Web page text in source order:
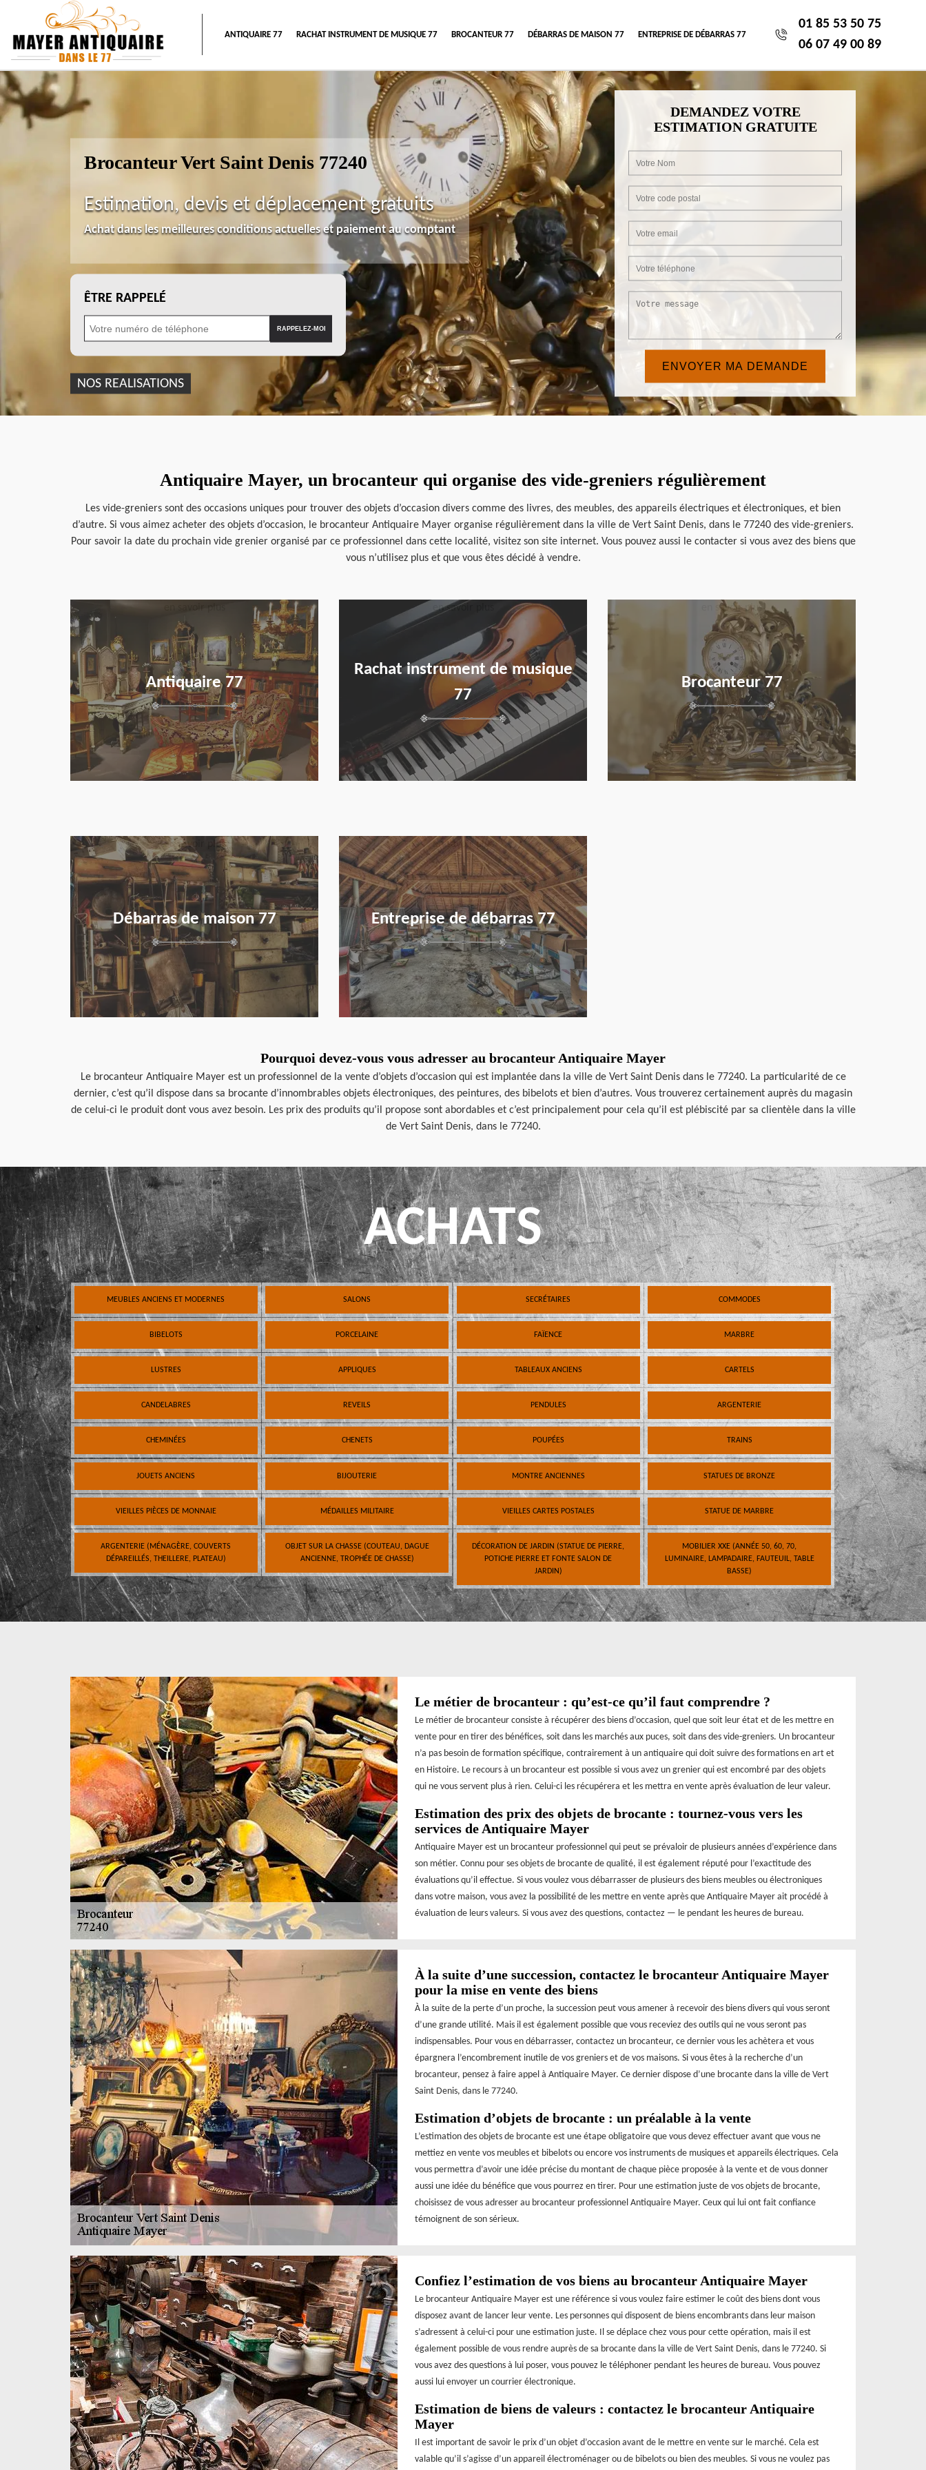
ANTIQUAIRE 77 RACHAT INSTRUMENT DE MUSIQUE 77 BROCANTEUR 77 DÉBARRAS DE MAISON 77 ENTREPRISE DE DÉBARRAS 77
01 85 53 50 75
06 07 49 00 89
Brocanteur Vert Saint Denis 77240
Estimation, devis et déplacement gratuits
Achat dans les meilleures conditions actuelles et paiement au comptant
ÊTRE RAPPELÉ
NOS REALISATIONS
DEMANDEZ VOTRE
ESTIMATION GRATUITE
Antiquaire Mayer, un brocanteur qui organise des vide-greniers régulièrement
Les vide-greniers sont des occasions uniques pour trouver des objets d’occasion divers comme des livres, des meubles, des appareils électriques et électroniques, et bien
d’autre. Si vous aimez acheter des objets d’occasion, le brocanteur Antiquaire Mayer organise régulièrement dans la ville de Vert Saint Denis, dans le 77240 des vide-greniers.
Pour savoir la date du prochain vide grenier organisé par ce professionnel dans cette localité, visitez son site internet. Vous pouvez aussi le contacter si vous avez des biens que
vous n’utilisez plus et que vous êtes décidé à vendre.
Antiquaire 77
Rachat instrument de musique
77
en savoir plus
Brocanteur 77
en savoir plus
Débarras de maison 77
en savoir plus
Entreprise de débarras 77
en savoir plus
Pourquoi devez-vous vous adresser au brocanteur Antiquaire Mayer
Le brocanteur Antiquaire Mayer est un professionnel de la vente d’objets d’occasion qui est implantée dans la ville de Vert Saint Denis dans le 77240. La particularité de ce
dernier, c’est qu’il dispose dans sa brocante d’innombrables objets électroniques, des peintures, des bibelots et bien d’autres. Vous trouverez certainement auprès du magasin
de celui-ci le produit dont vous avez besoin. Les prix des produits qu’il propose sont abordables et c’est principalement pour cela qu’il est plébiscité par sa clientèle dans la ville
de Vert Saint Denis, dans le 77240.
ACHATS
MEUBLES ANCIENS ET MODERNES SALONS SECRÉTAIRES COMMODES
BIBELOTS PORCELAINE FAÏENCE MARBRE
LUSTRES APPLIQUES TABLEAUX ANCIENS CARTELS
CANDELABRES REVEILS PENDULES ARGENTERIE
CHEMINÉES CHENETS POUPÉES TRAINS
JOUETS ANCIENS BIJOUTERIE MONTRE ANCIENNES STATUES DE BRONZE
VIEILLES PIÈCES DE MONNAIE MÉDAILLES MILITAIRE VIEILLES CARTES POSTALES STATUE DE MARBRE
ARGENTERIE (MÉNAGÈRE, COUVERTS
DÉPAREILLÉS, THEILLERE, PLATEAU)
OBJET SUR LA CHASSE (COUTEAU, DAGUE
ANCIENNE, TROPHÉE DE CHASSE)
DÉCORATION DE JARDIN (STATUE DE PIERRE,
POTICHE PIERRE ET FONTE SALON DE
JARDIN)
MOBILIER XXE (ANNÉE 50, 60, 70,
LUMINAIRE, LAMPADAIRE, FAUTEUIL, TABLE
BASSE)
Le métier de brocanteur : qu’est-ce qu’il faut comprendre ?
Le métier de brocanteur consiste à récupérer des biens d’occasion, quel que soit leur état et de les mettre en
vente pour en tirer des bénéfices, soit dans les marchés aux puces, soit dans des vide-greniers. Un brocanteur
n’a pas besoin de formation spécifique, contrairement à un antiquaire qui doit suivre des formations en art et
en Histoire. Le recours à un brocanteur est possible si vous avez un grenier qui est encombré par des objets
qui ne vous servent plus à rien. Celui-ci les récupérera et les mettra en vente après évaluation de leur valeur.
Estimation des prix des objets de brocante : tournez-vous vers les
services de Antiquaire Mayer
Antiquaire Mayer est un brocanteur professionnel qui peut se prévaloir de plusieurs années d’expérience dans
son métier. Connu pour ses objets de brocante de qualité, il est également réputé pour l’exactitude des
évaluations qu’il effectue. Si vous voulez vous débarrasser de plusieurs des biens meubles ou électroniques
dans votre maison, vous avez la possibilité de les mettre en vente après que Antiquaire Mayer ait procédé à
évaluation de leurs valeurs. Si vous avez des questions, contactez — le pendant les heures de bureau.
À la suite d’une succession, contactez le brocanteur Antiquaire Mayer
pour la mise en vente des biens
À la suite de la perte d’un proche, la succession peut vous amener à recevoir des biens divers qui vous seront
d’une grande utilité. Mais il est également possible que vous receviez des outils qui ne vous seront pas
indispensables. Pour vous en débarrasser, contactez un brocanteur, ce dernier vous les achètera et vous
épargnera l’encombrement inutile de vos greniers et de vos maisons. Si vous êtes à la recherche d’un
brocanteur, pensez à faire appel à Antiquaire Mayer. Ce dernier dispose d’une brocante dans la ville de Vert
Saint Denis, dans le 77240.
Estimation d’objets de brocante : un préalable à la vente
L’estimation des objets de brocante est une étape obligatoire que vous devez effectuer avant que vous ne
mettiez en vente vos meubles et bibelots ou encore vos instruments de musiques et appareils électriques. Cela
vous permettra d’avoir une idée précise du montant de chaque pièce proposée à la vente et de vous donner
aussi une idée du bénéfice que vous pourrez en tirer. Pour une estimation juste de vos objets de brocante,
choisissez de vous adresser au brocanteur professionnel Antiquaire Mayer. Ceux qui lui ont fait confiance
témoignent de son sérieux.
Confiez l’estimation de vos biens au brocanteur Antiquaire Mayer
Le brocanteur Antiquaire Mayer est une référence si vous voulez faire estimer le coût des biens dont vous
disposez avant de lancer leur vente. Les personnes qui disposent de biens encombrants dans leur maison
s’adressent à celui-ci pour une estimation juste. Il se déplace chez vous pour cette opération, mais il est
également possible de vous rendre auprès de sa brocante dans la ville de Vert Saint Denis, dans le 77240. Si
vous avez des questions à lui poser, vous pouvez le téléphoner pendant les heures de bureau. Vous pouvez
aussi lui envoyer un courrier électronique.
Estimation de biens de valeurs : contactez le brocanteur Antiquaire
Mayer
Il est important de savoir le prix d’un objet d’occasion avant de le mettre en vente sur le marché. Cela est
valable qu’il s’agisse d’un appareil électroménager ou de bibelots ou bien des meubles. Si vous ne voulez pas